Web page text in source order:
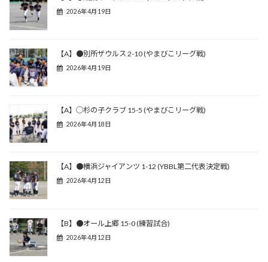
2026年4月19日
【A】●別所ザウルス 2-10 (やまびこリーグ戦)
2026年4月19日
【A】◯杉の子クラブ 15-5 (やまびこリーグ戦)
2026年4月18日
【A】●横浜ジャイアンツ 1-12 (YBBL第二代表決定戦)
2026年4月12日
【B】●オール上郷 15-0 (練習試合)
2026年4月12日